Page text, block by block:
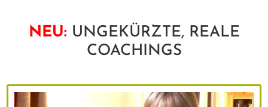
NEU: UNGEKÜRZTE, REALE
COACHINGS